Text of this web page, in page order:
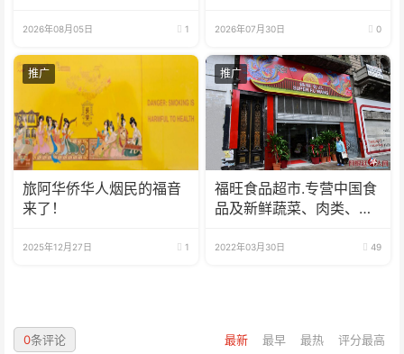
2026年08月05日 1 2026年07月30日 0
推广
旅阿华侨华人烟民的福音
来了！
2025年12月27日 1
推广
福旺食品超市.专营中国食
品及新鲜蔬菜、肉类、
2022年03月30日 49
最新 最早 最热 评分最高
0条评论